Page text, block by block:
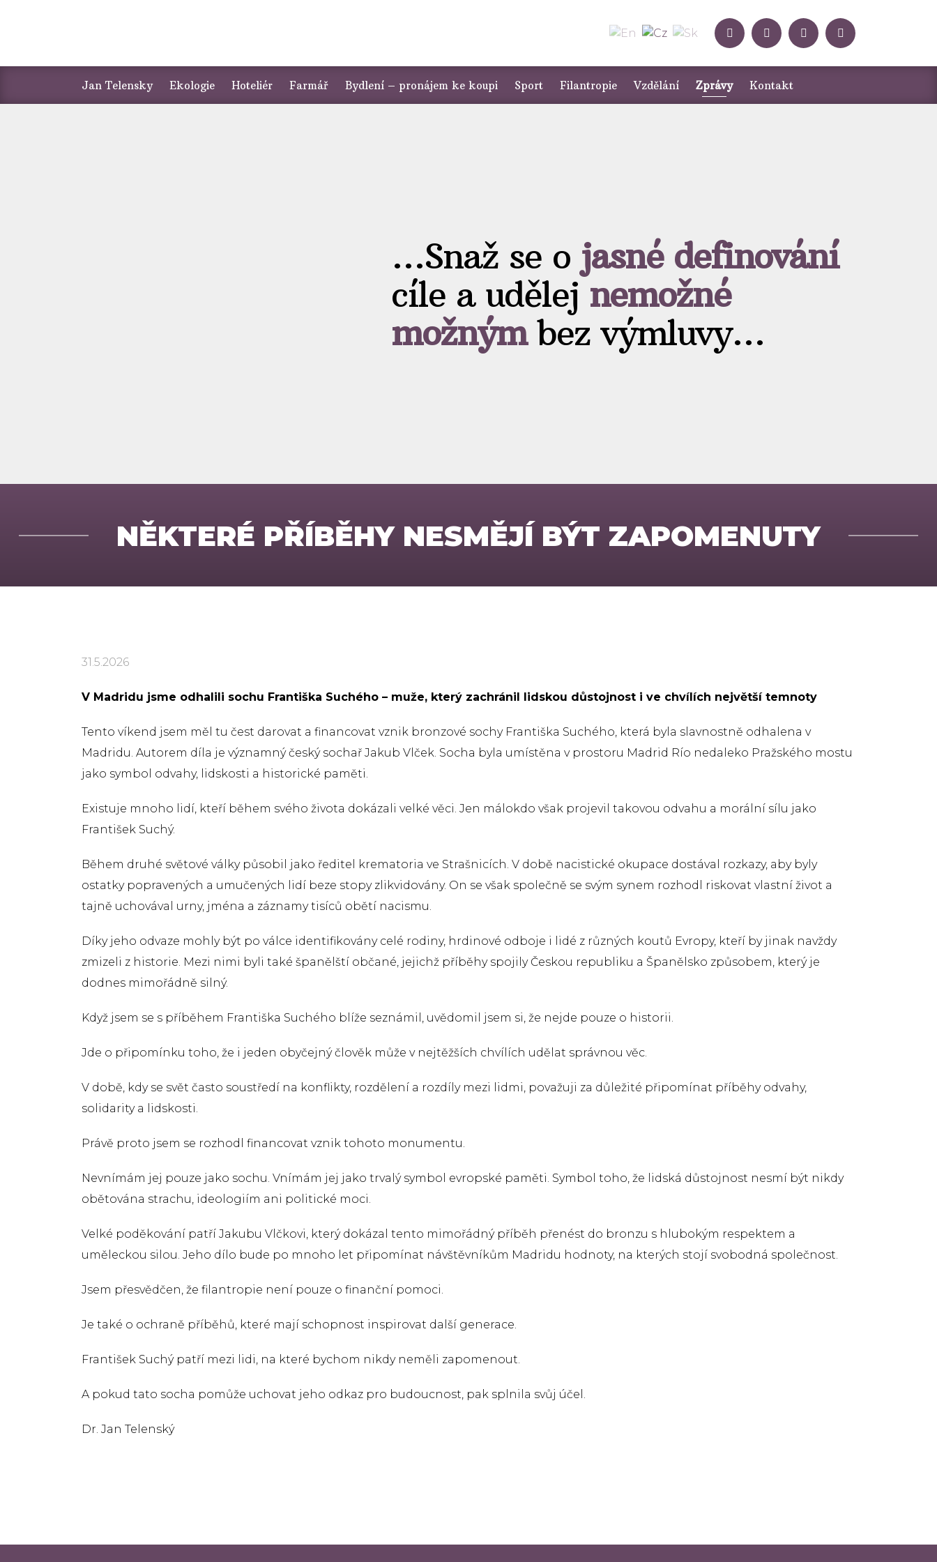
Jan Telensky Ekologie Hoteliér Farmář Bydlení – pronájem ke koupi Sport Filantropie Vzdělání Zprávy Kontakt
…Snaž se o jasné definování
cíle a udělej nemožné
možnýmbez výmluvy…
NĚKTERÉ PŘÍBĚHY NESMĚJÍ BÝT ZAPOMENUTY
31.5.2026
V Madridu jsme odhalili sochu Františka Suchého – muže, který zachránil lidskou důstojnost i ve chvílích největší temnoty
Tento víkend jsem měl tu čest darovat a financovat vznik bronzové sochy Františka Suchého, která byla slavnostně odhalena v
Madridu. Autorem díla je významný český sochař Jakub Vlček. Socha byla umístěna v prostoru Madrid Río nedaleko Pražského mostu
jako symbol odvahy, lidskosti a historické paměti.
Existuje mnoho lidí, kteří během svého života dokázali velké věci. Jen málokdo však projevil takovou odvahu a morální sílu jako
František Suchý.
Během druhé světové války působil jako ředitel krematoria ve Strašnicích. V době nacistické okupace dostával rozkazy, aby byly
ostatky popravených a umučených lidí beze stopy zlikvidovány. On se však společně se svým synem rozhodl riskovat vlastní život a
tajně uchovával urny, jména a záznamy tisíců obětí nacismu.
Díky jeho odvaze mohly být po válce identifikovány celé rodiny, hrdinové odboje i lidé z různých koutů Evropy, kteří by jinak navždy
zmizeli z historie. Mezi nimi byli také španělští občané, jejichž příběhy spojily Českou republiku a Španělsko způsobem, který je
dodnes mimořádně silný.
Když jsem se s příběhem Františka Suchého blíže seznámil, uvědomil jsem si, že nejde pouze o historii.
Jde o připomínku toho, že i jeden obyčejný člověk může v nejtěžších chvílích udělat správnou věc.
V době, kdy se svět často soustředí na konflikty, rozdělení a rozdíly mezi lidmi, považuji za důležité připomínat příběhy odvahy,
solidarity a lidskosti.
Právě proto jsem se rozhodl financovat vznik tohoto monumentu.
Nevnímám jej pouze jako sochu. Vnímám jej jako trvalý symbol evropské paměti. Symbol toho, že lidská důstojnost nesmí být nikdy
obětována strachu, ideologiím ani politické moci.
Velké poděkování patří Jakubu Vlčkovi, který dokázal tento mimořádný příběh přenést do bronzu s hlubokým respektem a
uměleckou silou. Jeho dílo bude po mnoho let připomínat návštěvníkům Madridu hodnoty, na kterých stojí svobodná společnost.
Jsem přesvědčen, že filantropie není pouze o finanční pomoci.
Je také o ochraně příběhů, které mají schopnost inspirovat další generace.
František Suchý patří mezi lidi, na které bychom nikdy neměli zapomenout.
A pokud tato socha pomůže uchovat jeho odkaz pro budoucnost, pak splnila svůj účel.
Dr. Jan Telenský